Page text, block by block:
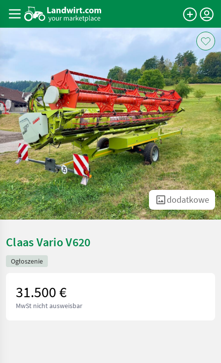
dodatkowe
Claas Vario V620
Ogłoszenie
31.500 €
MwSt nicht ausweisbar